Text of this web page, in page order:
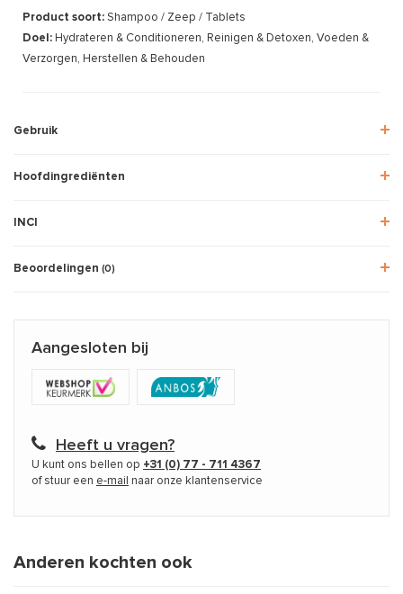
Product soort: Shampoo / Zeep / Tablets
Doel: Hydrateren & Conditioneren, Reinigen & Detoxen, Voeden &
Verzorgen, Herstellen & Behouden
Gebruik
Hoofdingrediënten
INCI
Beoordelingen (0)
Aangesloten bij
Heeft u vragen?
U kunt ons bellen op +31 (0) 77 - 711 4367
of stuur een e-mail naar onze klantenservice
Anderen kochten ook